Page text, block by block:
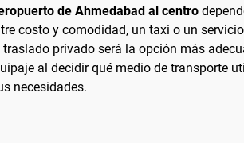
de Ahmedabad al centro
costo y comodidad, un taxi o un
privado será la opción más
al decidir qué medio de transporte
necesidades.